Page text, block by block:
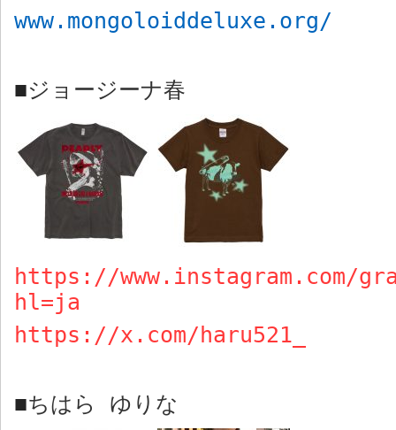
www.mongoloiddeluxe.org/
■ジョージーナ春
https://www.instagram.com/
hl=ja
https://x.com/haru521
■ちはら ゆりな